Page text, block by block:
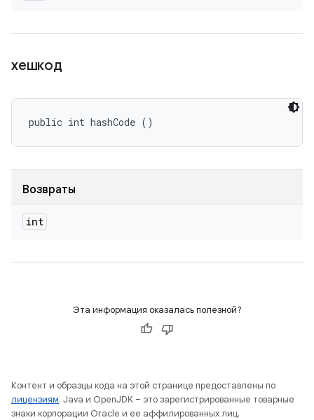
хешкод
public int hashCode ()
Возвраты
int
Эта информация оказалась полезной?
Контент и образцы кода на этой странице предоставлены по
лицензиям. Java и OpenJDK – это зарегистрированные товарные
знаки корпорации Oracle и ее аффилированных лиц.